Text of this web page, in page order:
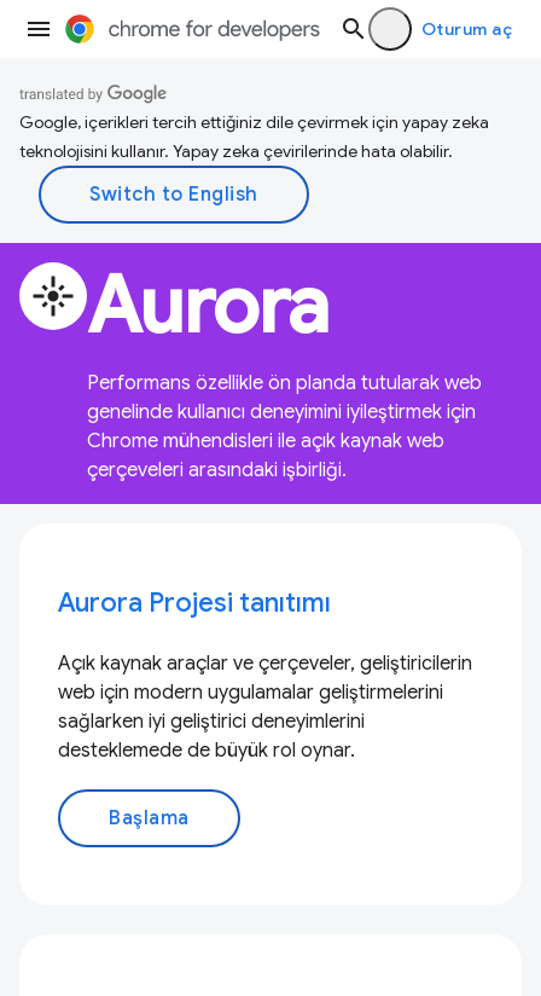
Oturum aç
Google, içerikleri tercih ettiğiniz dile çevirmek için yapay zeka
teknolojisini kullanır. Yapay zeka çevirilerinde hata olabilir.
flare Aurora
Performans özellikle ön planda tutularak web
genelinde kullanıcı deneyimini iyileştirmek için
Chrome mühendisleri ile açık kaynak web
çerçeveleri arasındaki işbirliği.
Aurora Projesi tanıtımı
Açık kaynak araçlar ve çerçeveler, geliştiricilerin
web için modern uygulamalar geliştirmelerini
sağlarken iyi geliştirici deneyimlerini
desteklemede de büyük rol oynar.
Başlama